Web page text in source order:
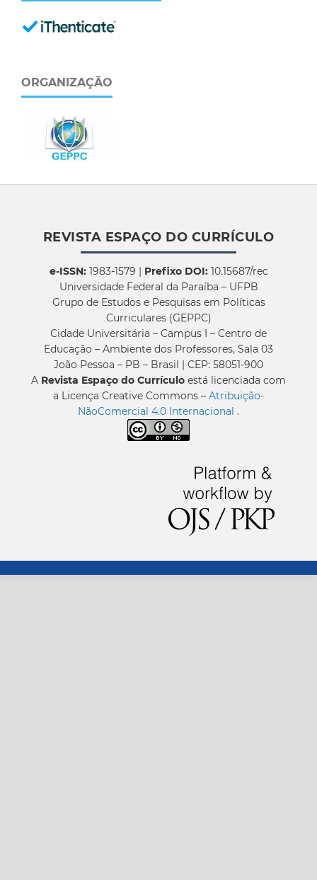
ORGANIZAÇÃO
REVISTA ESPAÇO DO CURRÍCULO
e-ISSN:1983-1579 | Prefixo DOI:10.15687/rec
Universidade Federal da Paraíba – UFPB
Grupo de Estudos e Pesquisas em Políticas
Curriculares (GEPPC)
Cidade Universitária – Campus I – Centro de
Educação – Ambiente dos Professores, Sala 03
João Pessoa – PB – Brasil | CEP: 58051-900
A Revista Espaço do Currículo está licenciada com
a Licença Creative Commons – Atribuição-
NãoComercial 4.0 Internacional .